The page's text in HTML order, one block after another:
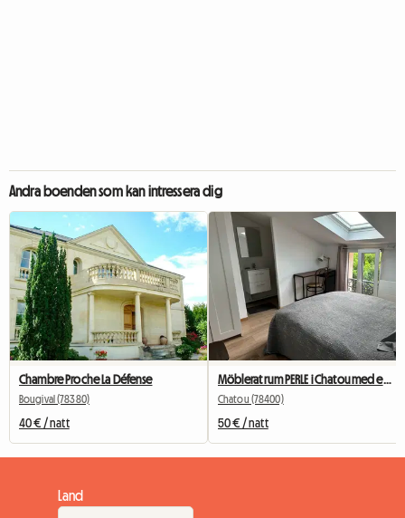
Andra boenden som kan intressera dig
Chambre Proche La Défense
Bougival (78380)
40 € / natt
Möblerat rum PERLE i Chatou med eget badrum
Chatou (78400)
50 € / natt
Land